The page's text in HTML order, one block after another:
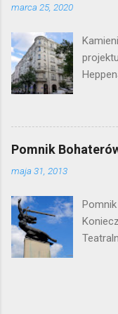
marca 25, 2020
wojny
Pomnik
maja 31, 2013
Przy